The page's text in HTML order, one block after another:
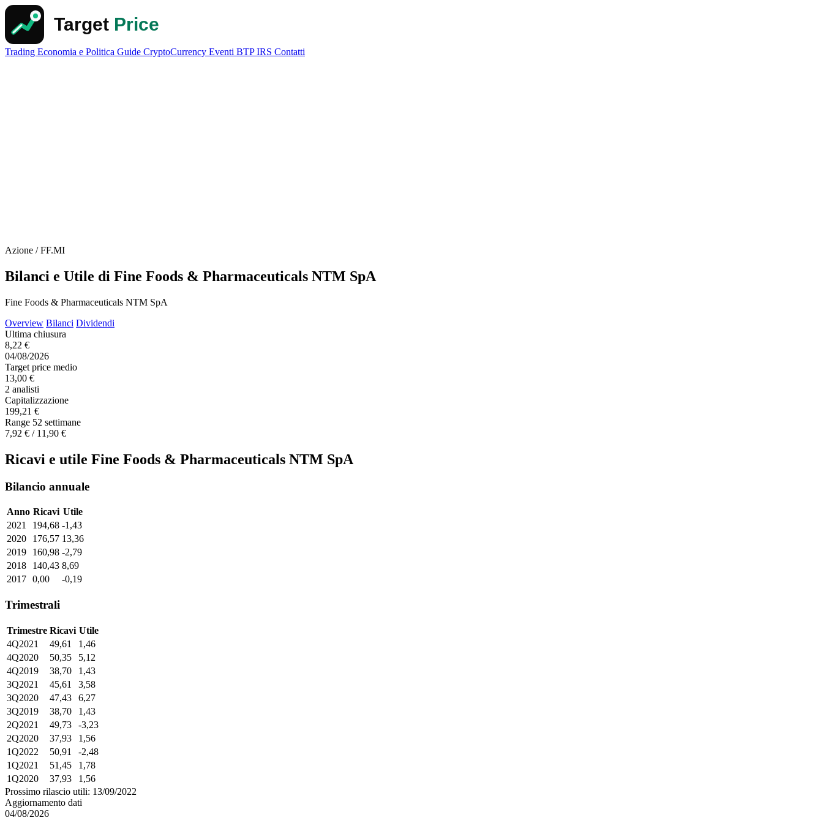
Trading Economia e Politica Guide CryptoCurrency Eventi BTPIRS Contatti
Azione / FF.MI
Bilanci e Utile di Fine Foods & Pharmaceuticals NTM SpA
Fine Foods & Pharmaceuticals NTM SpA
Overview Bilanci Dividendi
Ultima chiusura
8,22 €
04/08/2026
Target price medio
13,00 €
2 analisti
Capitalizzazione
199,21 €
Range 52 settimane
7,92 € / 11,90 €
Ricavi e utile Fine Foods & Pharmaceuticals NTM SpA
Bilancio annuale
Anno Ricavi Utile
2021
194,68 -1,43
2020
176,57 13,36
2019
160,98 -2,79
2018
140,43 8,69
2017 0,00 -0,19
Trimestrali
Trimestre Ricavi Utile
4Q2021
49,61
1,46
4Q2020
50,35
5,12
4Q2019
38,70
1,43
3Q2021
45,61
3,58
3Q2020
47,43
6,27
3Q2019
38,70
1,43
2Q2021
49,73
-3,23
2Q2020
37,93
1,56
1Q2022
50,91
-2,48
1Q2021
51,45
1,78
1Q2020
37,93
1,56
Prossimo rilascio utili: 13/09/2022
Aggiornamento dati
04/08/2026